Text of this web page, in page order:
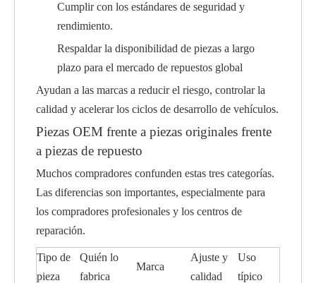
Cumplir con los estándares de seguridad y
rendimiento.
Respaldar la disponibilidad de piezas a largo
plazo para el mercado de repuestos global
Ayudan a las marcas a reducir el riesgo, controlar la
calidad y acelerar los ciclos de desarrollo de vehículos.
Piezas OEM frente a piezas originales frente
a piezas de repuesto
Muchos compradores confunden estas tres categorías.
Las diferencias son importantes, especialmente para
los compradores profesionales y los centros de
reparación.
Tipo de
pieza
Quién lo
fabrica
Marca
Ajuste y
calidad
Uso
típico